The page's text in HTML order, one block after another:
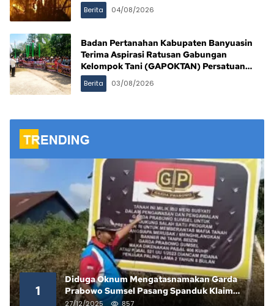
Berita 04/08/2026
Badan Pertanahan Kabupaten Banyuasin
Terima Aspirasi Ratusan Gabungan
Kelompok Tani (GAPOKTAN) Persatuan
Masyarakat Rimba Asam
Berita 03/08/2026
1
Diduga Oknum Mengatasnamakan Garda
Prabowo Sumsel Pasang Spanduk Klaim
Lahan yang Telah Diputus Pengadilan
27/12/2025 857